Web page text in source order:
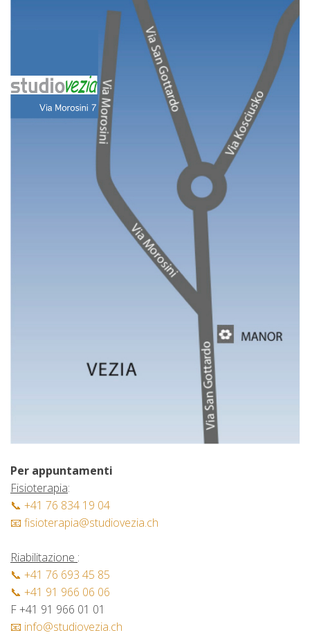
Per appuntamenti
Fisioterapia:
📞 +41 76 834 19 04
📧 fisioterapia@studiovezia.ch
Riabilitazione :
📞 +41 76 693 45 85
📞 +41 91 966 06 06
F +41 91 966 01 01
📧 info@studiovezia.ch